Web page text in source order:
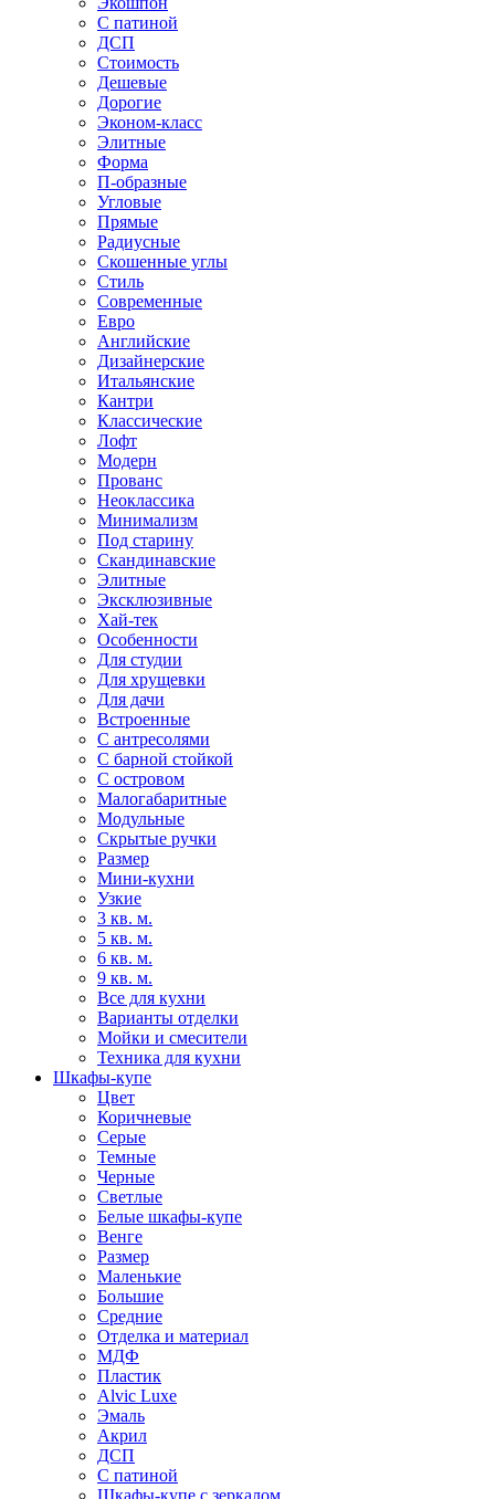
С патиной
ДСП
Стоимость
Дешевые
Дорогие
Эконом-класс
Элитные
Форма
П-образные
Угловые
Прямые
Радиусные
Скошенные углы
Стиль
Современные
Евро
Английские
Дизайнерские
Итальянские
Кантри
Классические
Лофт
Модерн
Прованс
Неоклассика
Минимализм
Под старину
Скандинавские
Элитные
Эксклюзивные
Хай-тек
Особенности
Для студии
Для хрущевки
Для дачи
Встроенные
С антресолями
С барной стойкой
С островом
Малогабаритные
Модульные
Скрытые ручки
Размер
Мини-кухни
Узкие
3 кв. м.
5 кв. м.
6 кв. м.
9 кв. м.
Все для кухни
Варианты отделки
Мойки и смесители
Техника для кухни
Шкафы-купе
Цвет
Коричневые
Серые
Темные
Черные
Светлые
Белые шкафы-купе
Венге
Размер
Маленькие
Большие
Средние
Отделка и материал
МДФ
Пластик
Alvic Luxe
Эмаль
Акрил
ДСП
С патиной
Шкафы-купе с зеркалом